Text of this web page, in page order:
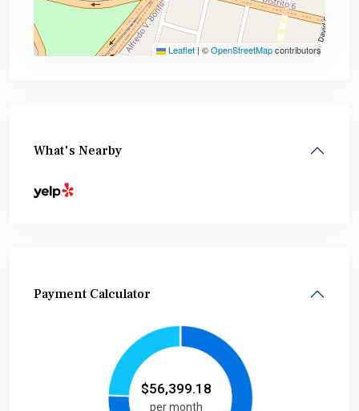
Leaflet | ©OpenStreetMapcontributors
What's Nearby
Payment Calculator
$56,399.18
per month